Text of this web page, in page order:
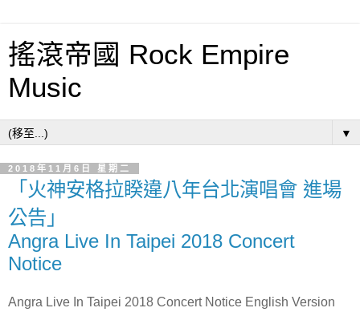
搖滾帝國 Rock Empire
Music
▼
2018年11月6日 星期二
「火神安格拉睽違八年台北演唱會 進場
公告」
Angra Live In Taipei 2018 Concert
Notice
Angra Live In Taipei 2018 Concert Notice English Version